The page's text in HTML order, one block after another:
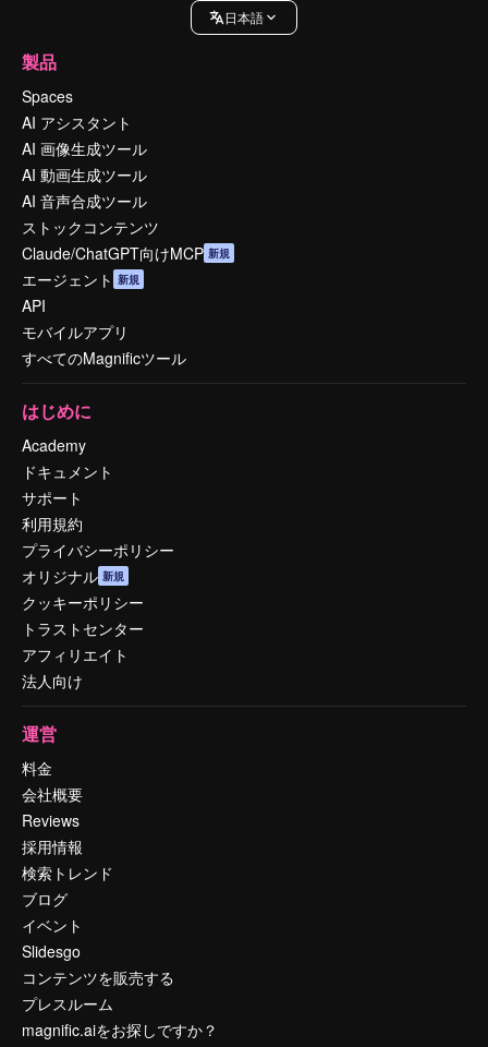
日本語
製品
Spaces
AI アシスタント
AI 画像生成ツール
AI 動画生成ツール
AI 音声合成ツール
ストックコンテンツ
Claude/ChatGPT向けMCP 新規
エージェント 新規
API
モバイルアプリ
すべてのMagnificツール
はじめに
Academy
ドキュメント
サポート
利用規約
プライバシーポリシー
オリジナル 新規
クッキーポリシー
トラストセンター
アフィリエイト
法人向け
運営
料金
会社概要
Reviews
採用情報
検索トレンド
ブログ
イベント
Slidesgo
コンテンツを販売する
プレスルーム
magnific.aiをお探しですか？